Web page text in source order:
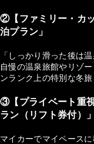
②【ファミリー・カ
泊プラン」
「しっかり滑った後は
自慢の温泉旅館やリゾ
ンランク上の特別な冬旅
③【プライベート重
ラン（リフト券付）」
マイカーでマイペース